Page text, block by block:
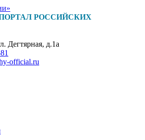
РОССИЙСКИХ
Дегтярная, д.1а
official.ru